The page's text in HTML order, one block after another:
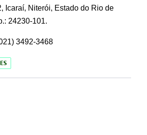
Icaraí, Niterói, Estado do Rio de
24230-101.
3492-3468